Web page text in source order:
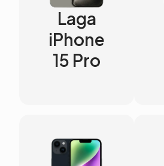
Laga
iPhone
15 Pro